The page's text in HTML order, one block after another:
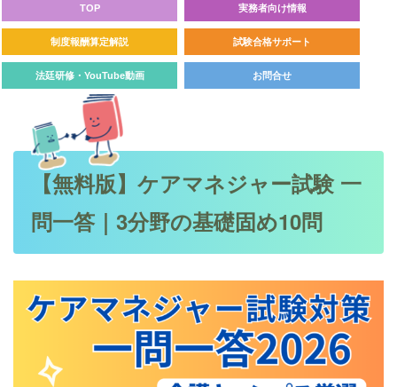
TOP 実務者向け情報
制度報酬算定解説 試験合格サポート
法廷研修・YouTube動画 お問合せ
【無料版】ケアマネジャー試験 一
問一答｜3分野の基礎固め10問